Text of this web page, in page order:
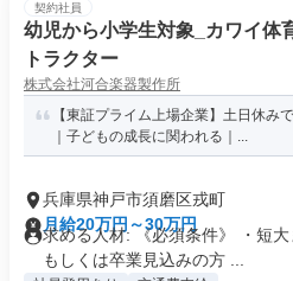
契約社員
幼児から小学生対象_カワイ体
トラクター
株式会社河合楽器製作所
【東証プライム上場企業】土日休み
｜子どもの成長に関われる｜...
兵庫県神戸市須磨区戎町
月給20万円～30万円
求める人材: 《必須条件》 ・短
もしくは卒業見込みの方 ...